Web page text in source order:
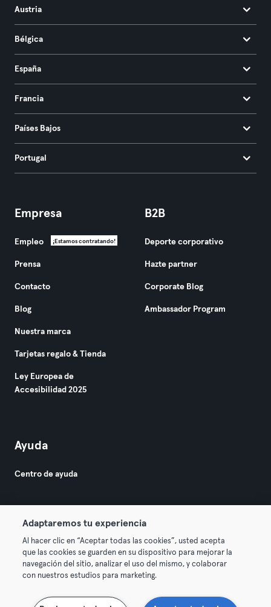
Austria
Bélgica
España
Francia
Países Bajos
Portugal
Empresa
Empleo ¡Estamos contratando!
Prensa
Contacto
Blog
Nuestra marca
Tarjetas regalo & Tienda
Ley Europea de
Accesibilidad 2025
B2B
Deporte corporativo
Hazte partner
Corporate Blog
Ambassador Program
Ayuda
Centro de ayuda
© 2026 Urban Sports Group GmbH. All rights reserved.
Términos y condiciones Privacidad
Rescindir contratos aquí Desistir de contratos aquí
Adaptaremos tu experiencia
Al hacer clic en “Aceptar todas las cookies”, usted acepta
que las cookies se guarden en su dispositivo para mejorar la
navegación del sitio, analizar el uso del mismo, y colaborar
con nuestros estudios para marketing.